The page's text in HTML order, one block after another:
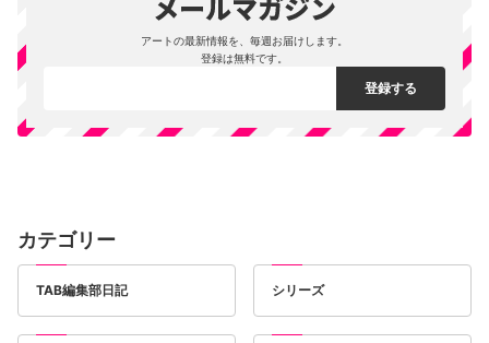
アートの最新情報を、毎週お届けします。
登録は無料です。
カテゴリー
TAB編集部日記 シリーズ